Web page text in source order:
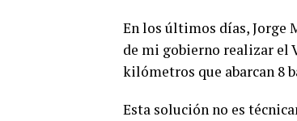
En los últimos días, Jorge
de mi gobierno realizar el
kilómetros que abarcan 8
Esta solución no es